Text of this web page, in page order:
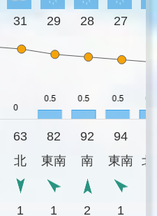
31 29 28 27
63 82 92 94
北 東南 南 東南 北
1 1 2 1